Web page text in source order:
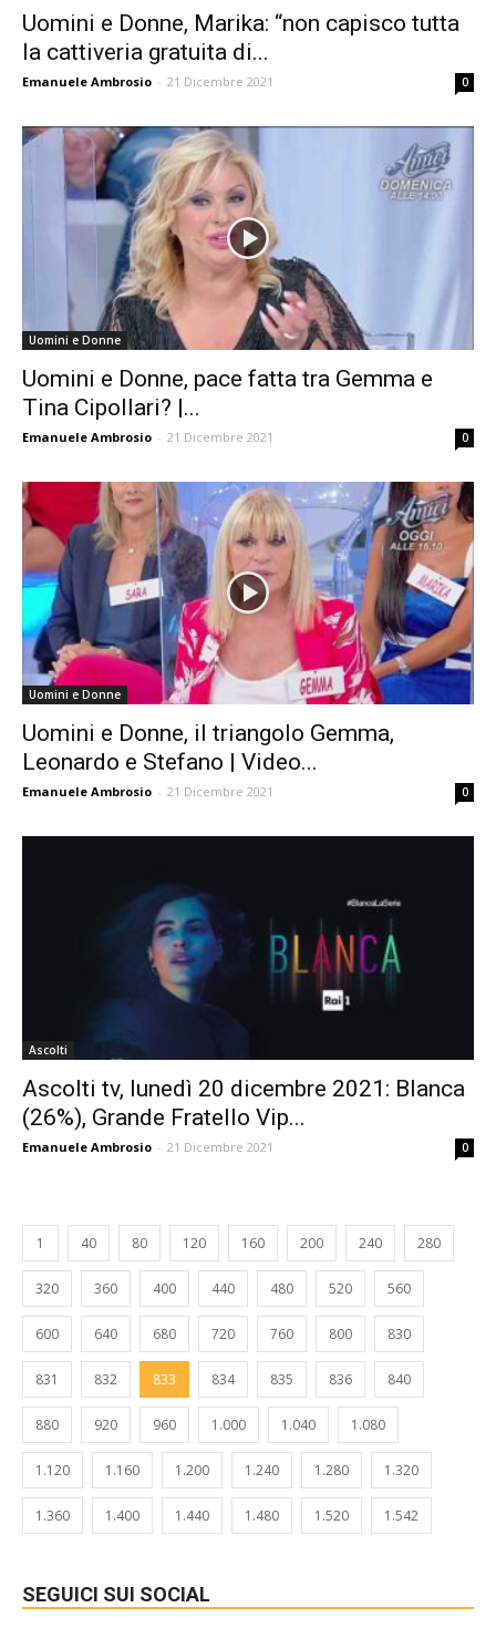
Uomini e Donne, Marika: “non capisco tutta
la cattiveria gratuita di...
Emanuele Ambrosio - 21 Dicembre 2021 0
Uomini e Donne
Uomini e Donne, pace fatta tra Gemma e
Tina Cipollari? |...
Emanuele Ambrosio - 21 Dicembre 2021 0
Uomini e Donne
Uomini e Donne, il triangolo Gemma,
Leonardo e Stefano | Video...
Emanuele Ambrosio - 21 Dicembre 2021 0
Ascolti
Ascolti tv, lunedì 20 dicembre 2021: Blanca
(26%), Grande Fratello Vip...
Emanuele Ambrosio - 21 Dicembre 2021 0
1 40 80 120 160 200 240 280
320 360 400 440 480 520 560
600 640 680 720 760 800 830
831 832 833 834 835 836 840
880 920 960 1.000 1.040 1.080
1.120 1.160 1.200 1.240 1.280 1.320
1.360 1.400 1.440 1.480 1.520 1.542
SEGUICI SUI SOCIAL